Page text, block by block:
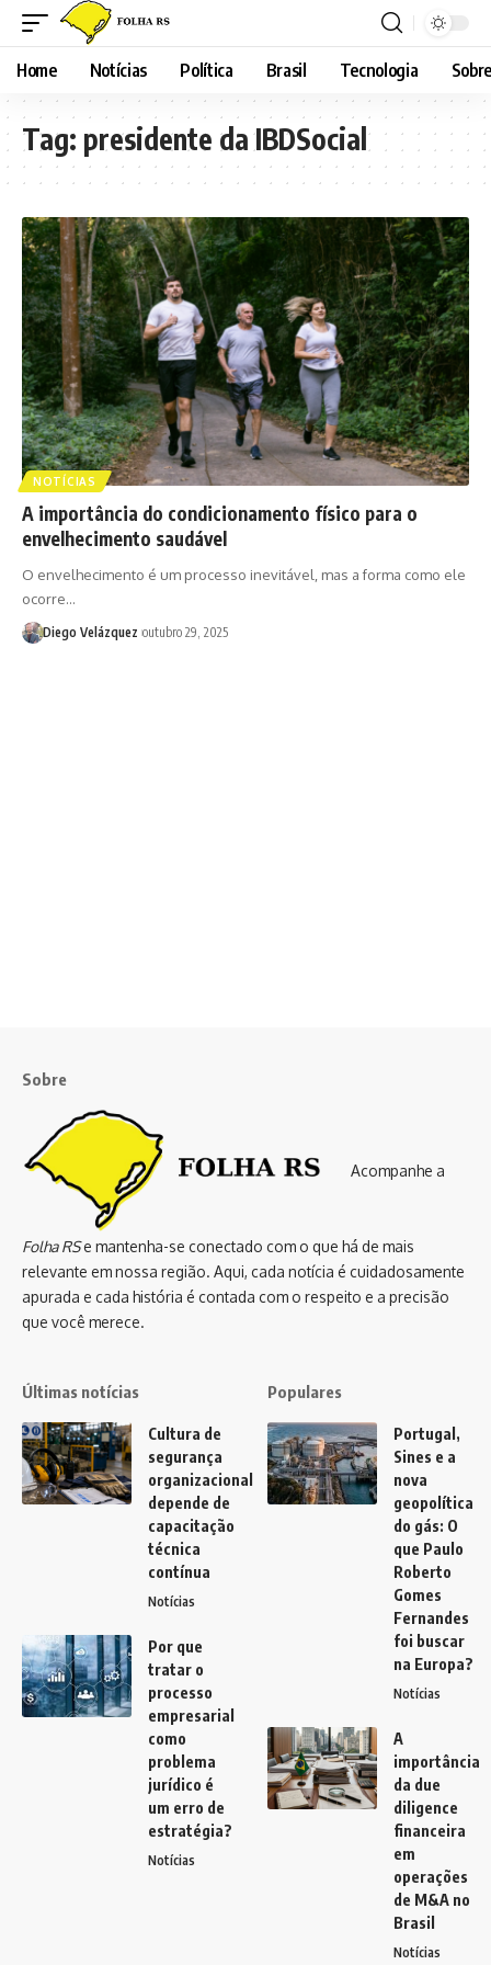
Home Notícias Política Brasil Tecnologia
Tag: presidente da IBDSocial
NOTÍCIAS
A importância do condicionamento físico para o
envelhecimento saudável
O envelhecimento é um processo inevitável, mas a forma como ele
ocorre…
Diego Velázquez outubro 29, 2025
Sobre
Acompanhe a
Folha RSe mantenha-se conectado com o que há de mais
relevante em nossa região. Aqui, cada notícia é cuidadosamente
apurada e cada história é contada com o respeito e a precisão
que você merece.
Últimas notícias
Cultura de
segurança
organizacional
depende de
capacitação
técnica
contínua
Notícias
Por que
tratar o
processo
empresarial
como
problema
jurídico é
um erro de
estratégia?
Notícias
Populares
Portugal,
Sines e a
nova
geopolítica
do gás: O
que Paulo
Roberto
Gomes
Fernandes
foi buscar
na Europa?
Notícias
A
importância
da due
diligence
financeira
em
operações
de M&A no
Brasil
Notícias